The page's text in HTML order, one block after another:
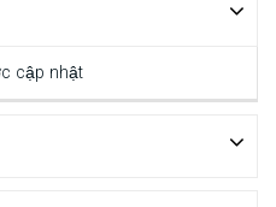
cập nhật